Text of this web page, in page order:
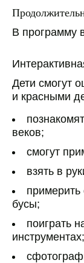
В программу
Дети смогут
и красными
веков;
смогут
взять в
бусы;
поиграть
инструментах;